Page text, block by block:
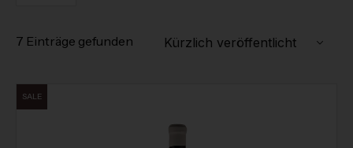
7 Einträge gefunden Kürzlich veröffentlicht
SALE